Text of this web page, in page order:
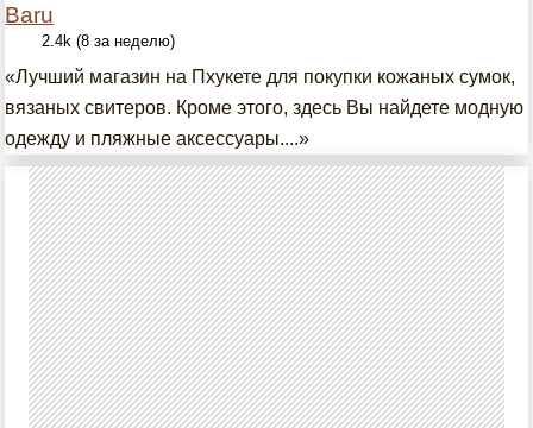
Baru
2.4k (8 за неделю)
«Лучший магазин на Пхукете для покупки кожаных сумок,
вязаных свитеров. Кроме этого, здесь Вы найдете модную
одежду и пляжные аксессуары....»